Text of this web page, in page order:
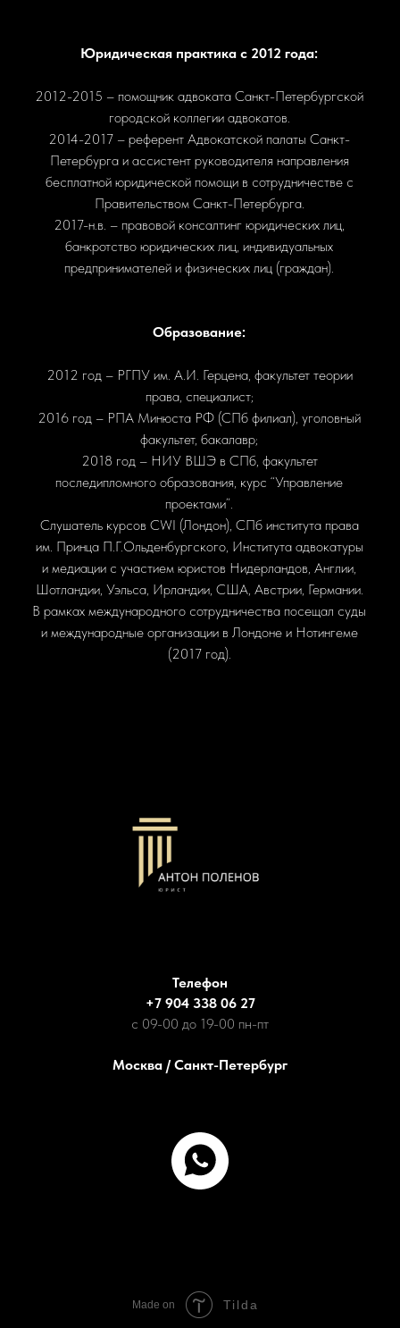
Юридическая практика с 2012 года:
2012-2015 – помощник адвоката Санкт-Петербургской
городской коллегии адвокатов.
2014-2017 – референт Адвокатской палаты Санкт-
Петербурга и ассистент руководителя направления
бесплатной юридической помощи в сотрудничестве с
Правительством Санкт-Петербурга.
2017-н.в. – правовой консалтинг юридических лиц,
банкротство юридических лиц, индивидуальных
предпринимателей и физических лиц (граждан).
Образование:
2012 год – РГПУ им. А.И. Герцена, факультет теории
права, специалист;
2016 год – РПА Минюста РФ (СПб филиал), уголовный
факультет, бакалавр;
2018 год – НИУ ВШЭ в СПб, факультет
последипломного образования, курс “Управление
проектами”.
Слушатель курсов CWI (Лондон), СПб института права
им. Принца П.Г.Ольденбургского, Института адвокатуры
и медиации с участием юристов Нидерландов, Англии,
Шотландии, Уэльса, Ирландии, США, Австрии, Германии.
В рамках международного сотрудничества посещал суды
и международные организации в Лондоне и Нотингеме
(2017 год).
Телефон
+7 904 338 06 27
с 09-00 до 19-00 пн-пт
Москва / Санкт-Петербург
Made on Tilda